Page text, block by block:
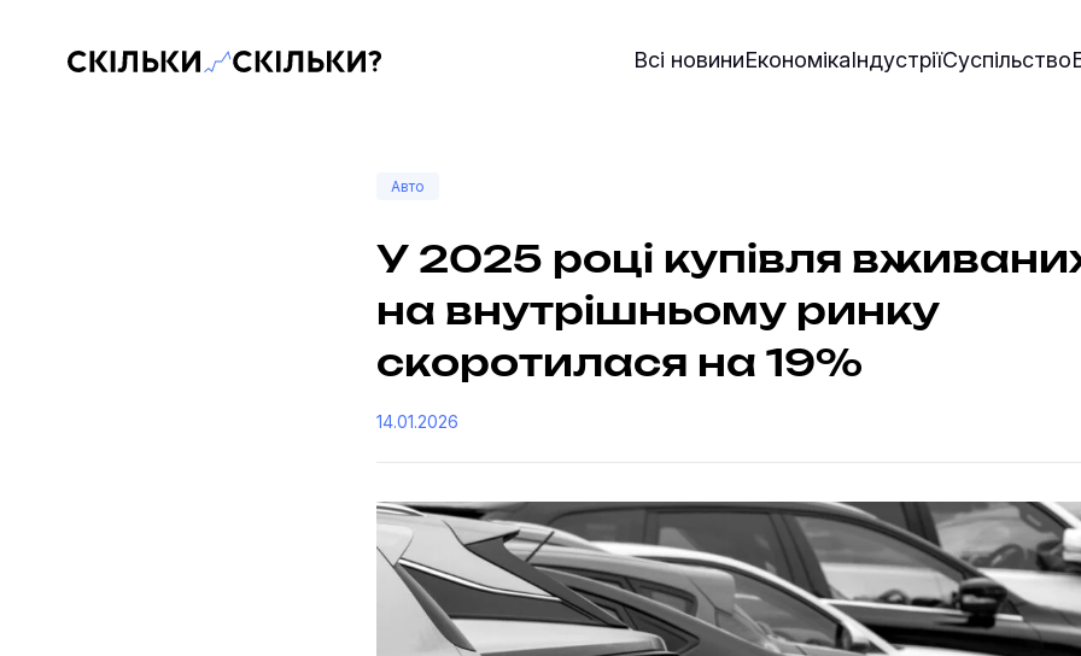
Скільки-скільки? — Медіа про суспільні дані Всі новиниЕкономікаІндустріїСуспільство
Авто
У 2025 році купівля
на внутрішньому ринку
скоротилася на 19%
14.01.2026